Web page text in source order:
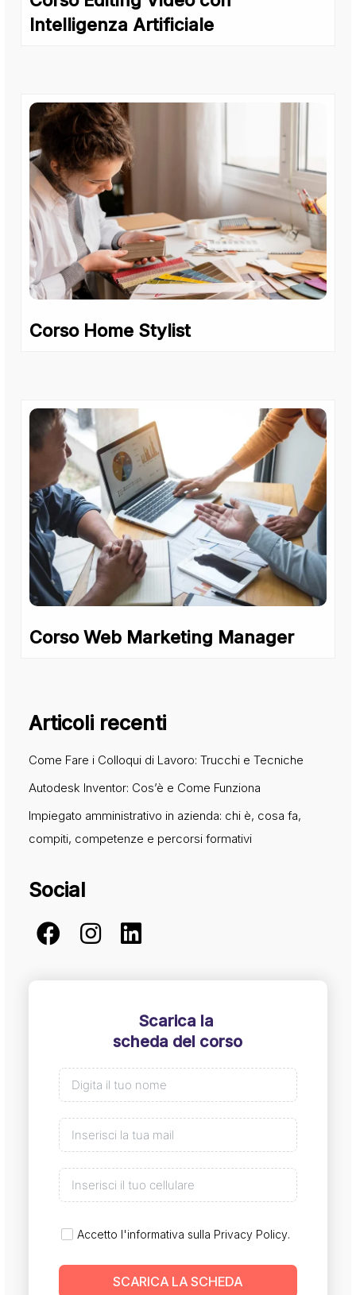
Intelligenza Artificiale
Corso Home Stylist
Corso Web Marketing Manager
Articoli recenti
Come Fare i Colloqui di Lavoro: Trucchi e Tecniche
Autodesk Inventor: Cos’è e Come Funziona
Impiegato amministrativo in azienda: chi è, cosa fa,
compiti, competenze e percorsi formativi
Social
Scarica la
scheda del corso
Accetto l'informativa sulla Privacy Policy.
SCARICA LA SCHEDA